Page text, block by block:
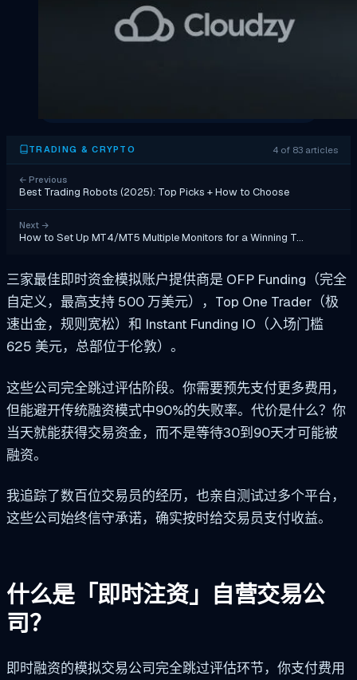
TRADING & CRYPTO 4 of 83 articles
← Previous
Best Trading Robots (2025): Top Picks + How to Choose
Next →
How to Set Up MT4/MT5 Multiple Monitors for a Winning T…
三家最佳即时资金模拟账户提供商是 OFP Funding（完全
自定义，最高支持 500 万美元），Top One Trader（极
速出金，规则宽松）和 Instant Funding IO（入场门槛
625 美元，总部位于伦敦）。
这些公司完全跳过评估阶段。你需要预先支付更多费用，
但能避开传统融资模式中90%的失败率。代价是什么？你
当天就能获得交易资金，而不是等待30到90天才可能被
融资。
我追踪了数百位交易员的经历，也亲自测试过多个平台，
这些公司始终信守承诺，确实按时给交易员支付收益。
什么是「即时注资」自营交易公
司？
即时融资的模拟交易公司完全跳过评估环节，你支付费用